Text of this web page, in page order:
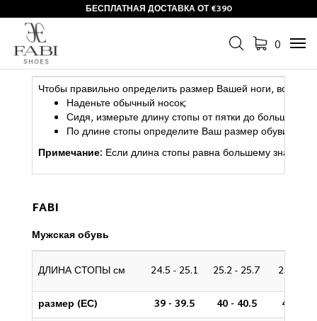
БЕСПЛАТНАЯ ДОСТАВКА ОТ €390
0
РУКОВОДСТВО ПО ВЫБОРУ РАЗМЕРА
Чтобы правильно определить размер Вашей ноги,
Наденьте обычный носок;
Сидя, измерьте длину стопы от пятки до большого
По длине стопы определите Ваш размер обуви с
Примечание: Если длина стопы равна большему
FABI
Мужская обувь
ДЛИНА СТОПЫ см
24.5 - 25.1 25.2 - 25.7
25.8 -
размер (ЕС)
39 - 39.5 40 - 40.5
41 -